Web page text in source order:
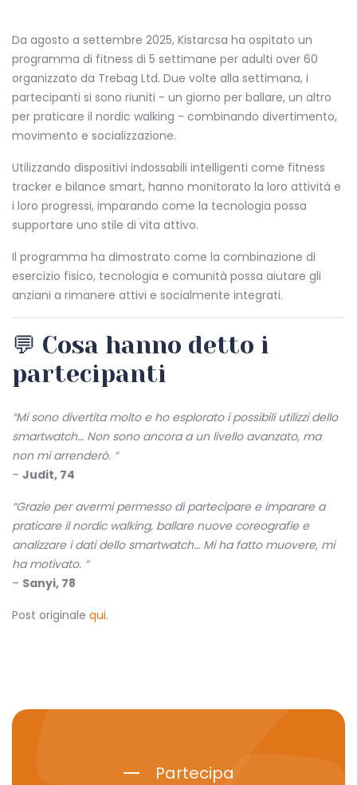
Da agosto a settembre 2025, Kistarcsa ha ospitato un
programma di fitness di 5 settimane per adulti over 60
organizzato da Trebag Ltd. Due volte alla settimana, i
partecipanti si sono riuniti - un giorno per ballare, un altro
per praticare il nordic walking - combinando divertimento,
movimento e socializzazione.
Utilizzando dispositivi indossabili intelligenti come fitness
tracker e bilance smart, hanno monitorato la loro attività e
i loro progressi, imparando come la tecnologia possa
supportare uno stile di vita attivo.
Il programma ha dimostrato come la combinazione di
esercizio fisico, tecnologia e comunità possa aiutare gli
anziani a rimanere attivi e socialmente integrati.
💬 Cosa hanno detto i
partecipanti
“Mi sono divertita molto e ho esplorato i possibili utilizzi dello
smartwatch… Non sono ancora a un livello avanzato, ma
non mi arrenderò. “
– Judit, 74
“Grazie per avermi permesso di partecipare e imparare a
praticare il nordic walking, ballare nuove coreografie e
analizzare i dati dello smartwatch… Mi ha fatto muovere, mi
ha motivato. “
– Sanyi, 78
Post originale qui.
Partecipa